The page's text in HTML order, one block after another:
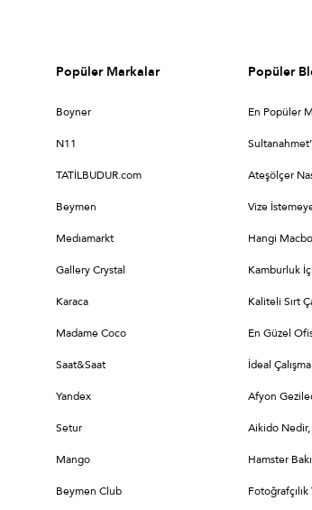
Popüler Markalar
Boyner
N11
TATİLBUDUR.com
Beymen
Medıamarkt
Gallery Crystal
Karaca
Madame Coco
Saat&Saat
Yandex
Setur
Mango
Beymen Club
Popüler
En Popüler
Ateşölçer
Vize
Hangi
Kamburluk
Kaliteli Sırt
En Güzel
İdeal
Afyon
Aikido
Hamster